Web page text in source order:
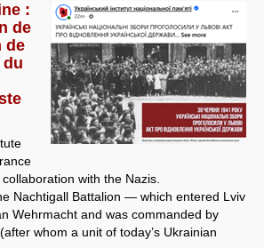
:
de
de
du
with the Nazis.
Nachtigall Battalion — which entered Lviv
Wehrmacht and was commanded by
whom a unit of today’s Ukrainian